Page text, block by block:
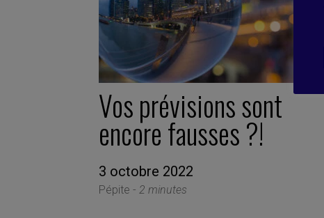
Vos prévisions sont
encore fausses ?!
3 octobre 2022
Pépite - 2 minutes